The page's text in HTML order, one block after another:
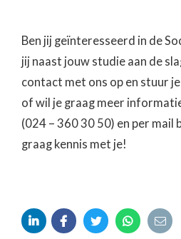
Ben jij geïnteresseerd in de
jij naast jouw studie aan de
contact met ons op en stuur
of wil je graag meer
(024 – 360 30 50) en per mail
graag kennis met je!
    